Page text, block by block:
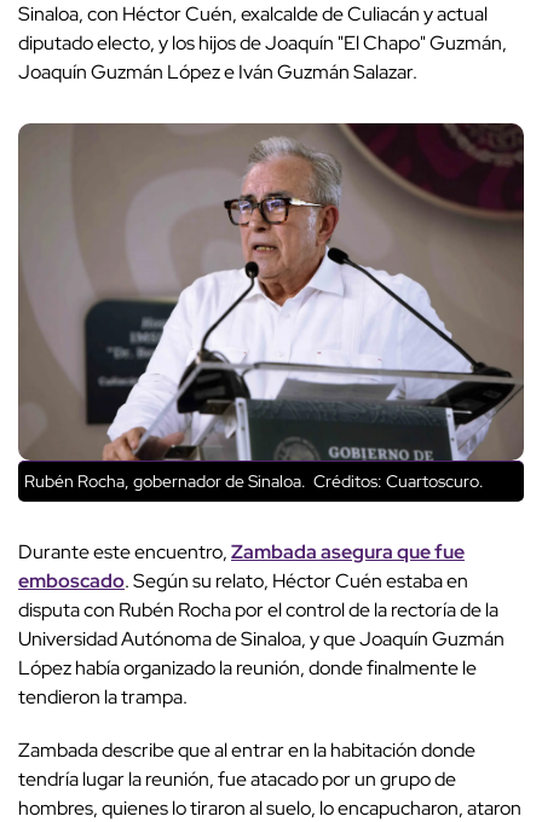
Sinaloa, con Héctor Cuén, exalcalde de Culiacán y actual
diputado electo, y los hijos de Joaquín "El Chapo" Guzmán,
Joaquín Guzmán López e Iván Guzmán Salazar.
Rubén Rocha, gobernador de Sinaloa. Créditos: Cuartoscuro.
Durante este encuentro,Zambada asegura que fue
emboscado. Según su relato, Héctor Cuén estaba en
disputa con Rubén Rocha por el control de la rectoría de la
Universidad Autónoma de Sinaloa, y que Joaquín Guzmán
López había organizado la reunión, donde finalmente le
tendieron la trampa.
Zambada describe que al entrar en la habitación donde
tendría lugar la reunión, fue atacado por un grupo de
hombres, quienes lo tiraron al suelo, lo encapucharon, ataron